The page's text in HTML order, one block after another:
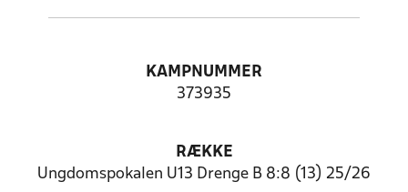
KAMPNUMMER
373935
RÆKKE
Ungdomspokalen U13 Drenge B 8:8 (13) 25/26